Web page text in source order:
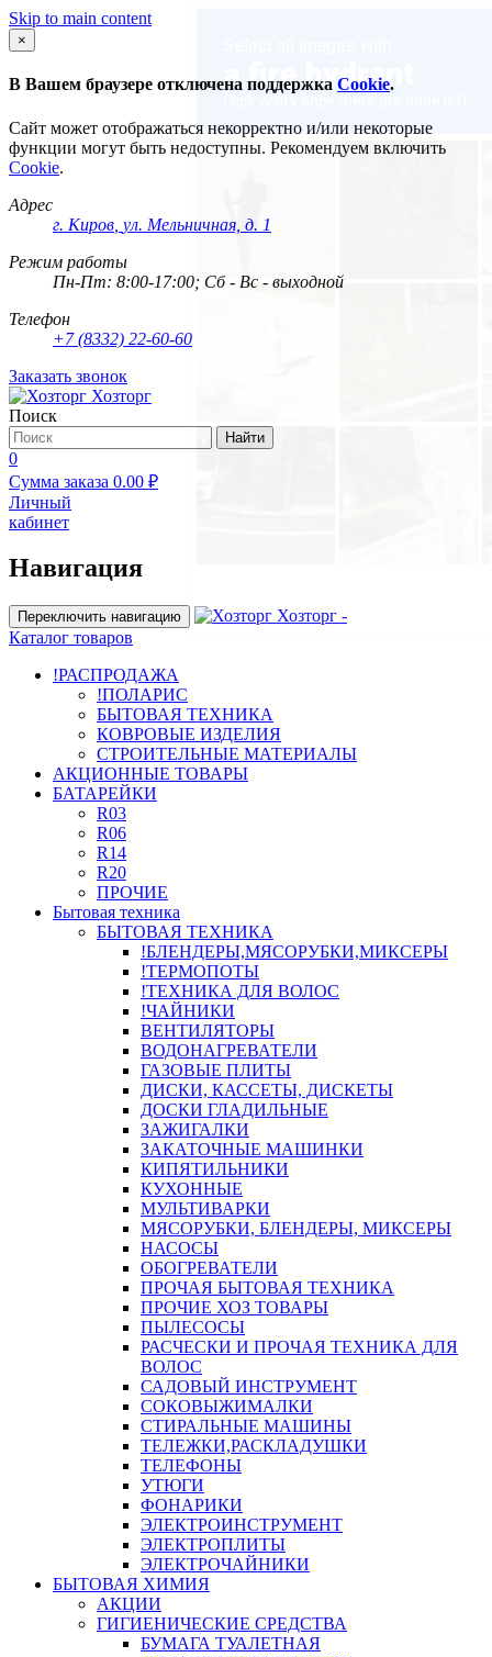
Skip to main content
×
В Вашем браузере отключена поддержка Cookie.
Сайт может отображаться некорректно и/или некоторые
функции могут быть недоступны. Рекомендуем включить
Cookie.
Адрес
г. Киров ул. Мельничная, д. 1
Режим работы
Пн-Пт: 8:00-17:00; Сб - Вс - выходной
Телефон
+7 (8332) 22-60-60
Заказать звонок
Хозторг
Поиск
Найти
0
Сумма заказа 0.00 ₽
Личный
кабинет
Навигация
Переключить навигацию
Хозторг -
Каталог товаров
!РАСПРОДАЖА
!ПОЛАРИС
БЫТОВАЯ ТЕХНИКА
КОВРОВЫЕ ИЗДЕЛИЯ
СТРОИТЕЛЬНЫЕ МАТЕРИАЛЫ
АКЦИОННЫЕ ТОВАРЫ
БАТАРЕЙКИ
R03
R06
R14
R20
ПРОЧИЕ
Бытовая техника
БЫТОВАЯ ТЕХНИКА
!БЛЕНДЕРЫ,МЯСОРУБКИ,МИКСЕРЫ
!ТЕРМОПОТЫ
!ТЕХНИКА ДЛЯ ВОЛОС
!ЧАЙНИКИ
ВЕНТИЛЯТОРЫ
ВОДОНАГРЕВАТЕЛИ
ГАЗОВЫЕ ПЛИТЫ
ДИСКИ, КАССЕТЫ, ДИСКЕТЫ
ДОСКИ ГЛАДИЛЬНЫЕ
ЗАЖИГАЛКИ
ЗАКАТОЧНЫЕ МАШИНКИ
КИПЯТИЛЬНИКИ
КУХОННЫЕ
МУЛЬТИВАРКИ
МЯСОРУБКИ, БЛЕНДЕРЫ, МИКСЕРЫ
НАСОСЫ
ОБОГРЕВАТЕЛИ
ПРОЧАЯ БЫТОВАЯ ТЕХНИКА
ПРОЧИЕ ХОЗ ТОВАРЫ
ПЫЛЕСОСЫ
РАСЧЕСКИ И ПРОЧАЯ ТЕХНИКА ДЛЯ
ВОЛОС
САДОВЫЙ ИНСТРУМЕНТ
СОКОВЫЖИМАЛКИ
СТИРАЛЬНЫЕ МАШИНЫ
ТЕЛЕЖКИ,РАСКЛАДУШКИ
ТЕЛЕФОНЫ
УТЮГИ
ФОНАРИКИ
ЭЛЕКТРОИНСТРУМЕНТ
ЭЛЕКТРОПЛИТЫ
ЭЛЕКТРОЧАЙНИКИ
БЫТОВАЯ ХИМИЯ
АКЦИИ
ГИГИЕНИЧЕСКИЕ СРЕДСТВА
БУМАГА ТУАЛЕТНАЯ